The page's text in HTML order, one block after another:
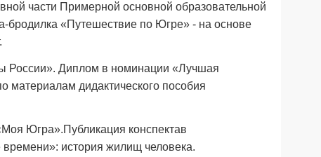
части Примерной основной образовательной
бродилка «Путешествие по Югре» - на основе
России». Диплом в номинации «Лучшая
материалам дидактического пособия
Югра».Публикация конспектав
времени»: история жилищ человека.